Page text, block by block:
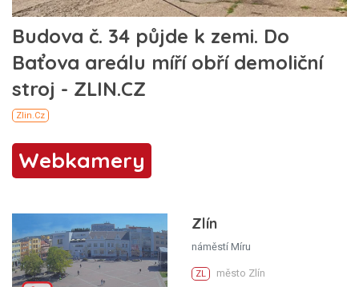
Webkamery
Zlín
náměstí Míru
ZL město Zlín